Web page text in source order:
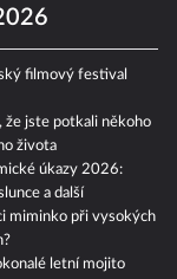
filmový festival
že jste potkali někoho
života
úkazy 2026:
a další
miminko při vysokých
letní mojito